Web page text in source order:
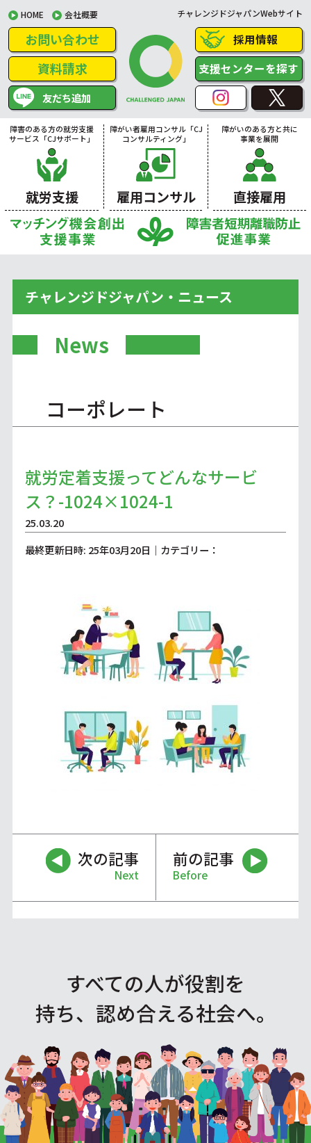
HOME 会社概要 チャレンジドジャパンWebサイト
お問い合わせ
資料請求
友だち追加
採用情報
支援センターを探す
障害のある方の就労支援
サービス「CJサポート」
就労支援
障がい者雇用コンサル「CJ
コンサルティング」
雇用コンサル
障がいのある方と共に
事業を展開
直接雇用
チャレンジドジャパン・ニュース
News
コーポレート
就労定着支援ってどんなサービ
ス？-1024×1024-1
25.03.20
最終更新日時: 25年03月20日｜カテゴリー：
次の記事
Next
前の記事
Before
すべての人が役割を
持ち、認め合える社会へ。